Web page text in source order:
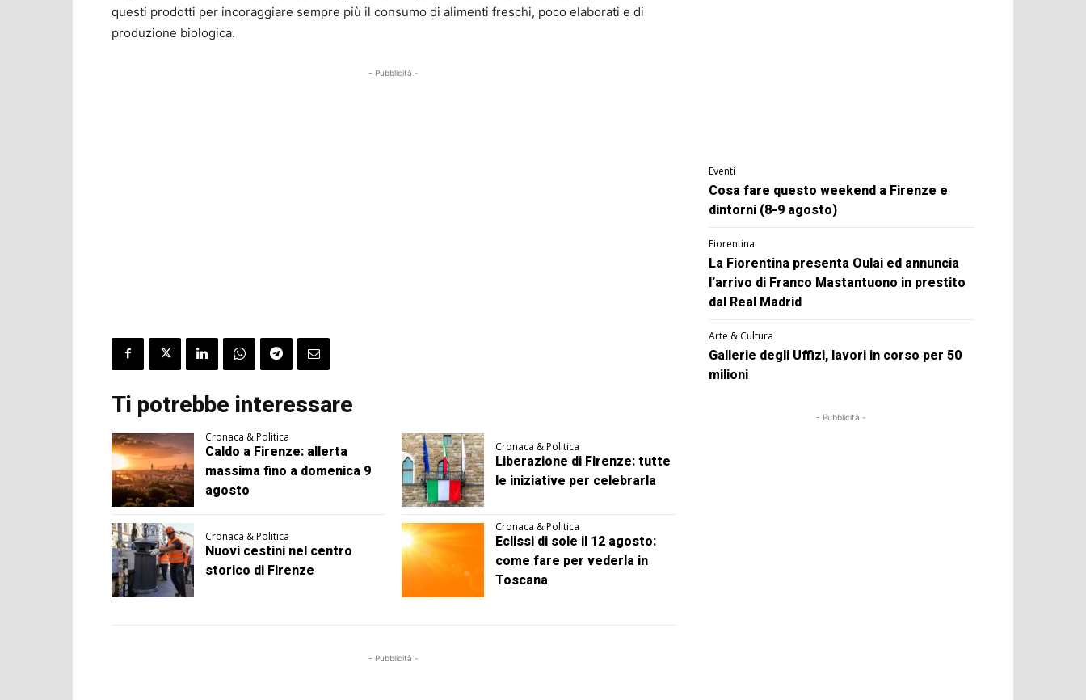
questi prodotti per incoraggiare sempre più il consumo di alimenti freschi, poco elaborati e di
produzione biologica.
- Pubblicità -
Ti potrebbe interessare
Cronaca & Politica
Caldo a Firenze: allerta
massima fino a domenica 9
agosto
Cronaca & Politica
Liberazione di Firenze: tutte
le iniziative per celebrarla
Cronaca & Politica
Nuovi cestini nel centro
storico di Firenze
Cronaca & Politica
Eclissi di sole il 12 agosto:
come fare per vederla in
Toscana
- Pubblicità -
Eventi
Cosa fare questo weekend a Firenze e
dintorni (8-9 agosto)
Fiorentina
La Fiorentina presenta Oulai ed annuncia
l’arrivo di Franco Mastantuono in prestito
dal Real Madrid
Arte & Cultura
Gallerie degli Uffizi, lavori in corso per 50
milioni
- Pubblicità -